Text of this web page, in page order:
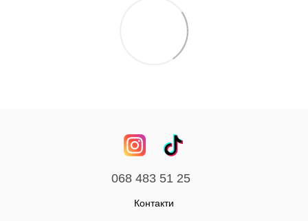
068 483 51 25
Контакти